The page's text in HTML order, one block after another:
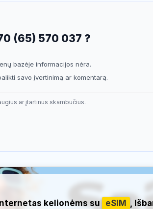
(65) 570 037 ?
bazėje informacijos nėra.
savo įvertinimą ar komentarą.
ar įtartinus skambučius.
kelionėms su eSIM ,